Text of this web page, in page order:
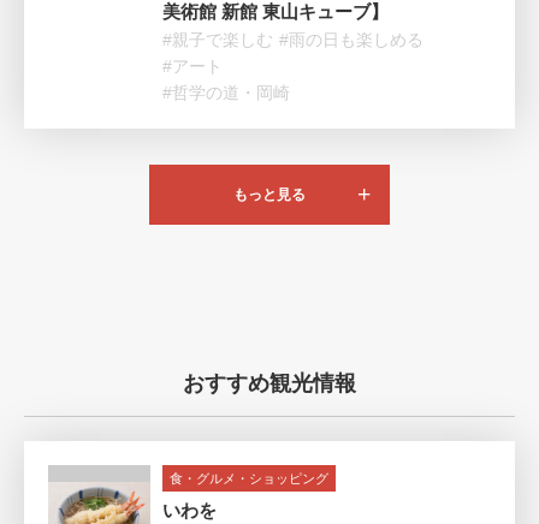
美術館 新館 東山キューブ】
#親子で楽しむ #雨の日も楽しめる
#アート
#哲学の道・岡崎
もっと見る
おすすめ観光情報
食・グルメ・ショッピング
いわを